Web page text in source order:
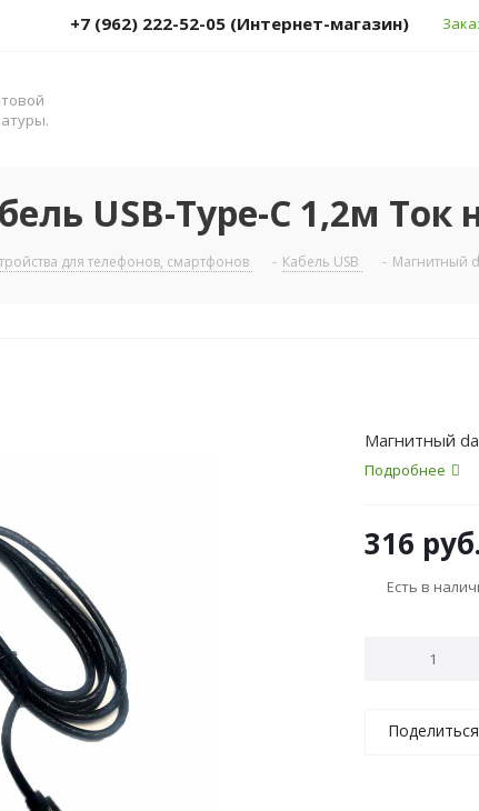
+7 (962) 222-52-05 (Интернет-магазин)
USB-Type-C 1,2м Ток
для телефонов, смартфонов - Кабель USB - Магнитный
Магнитный
Подробнее
316 руб.
Есть в
Поделиться